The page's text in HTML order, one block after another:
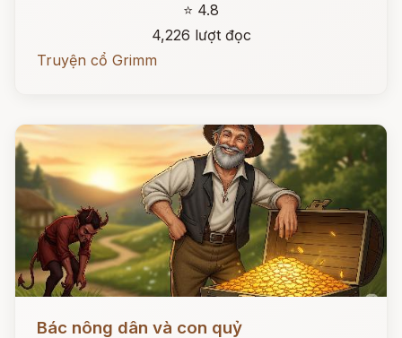
⭐ 4.8
4,226 lượt đọc
Truyện cổ Grimm
Bác nông dân và con quỷ